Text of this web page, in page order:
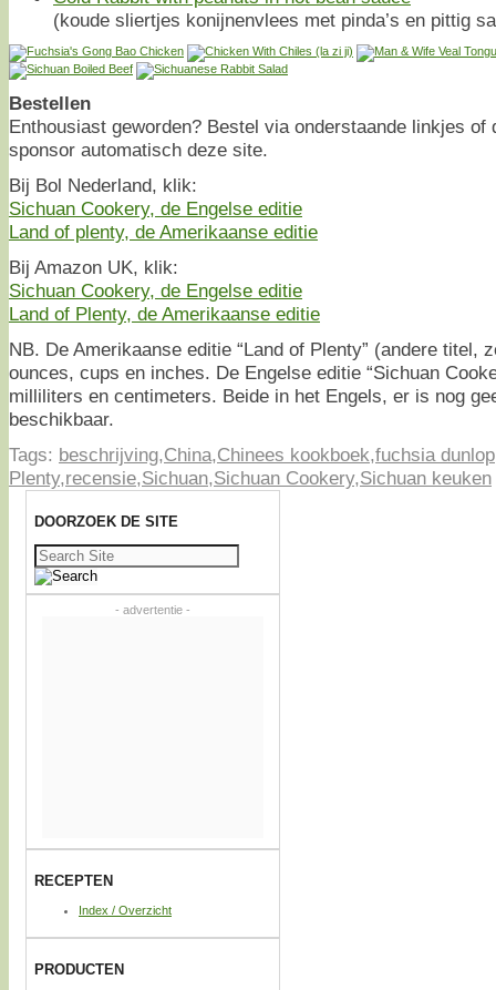
(koude sliertjes konijnenvlees met pinda’s en pittig
Bestellen
Enthousiast geworden? Bestel via onderstaande linkjes of
sponsor automatisch deze site.
Bij Bol Nederland, klik:
Sichuan Cookery, de Engelse editie
Land of plenty, de Amerikaanse editie
Bij Amazon UK, klik:
Sichuan Cookery, de Engelse editie
Land of Plenty, de Amerikaanse editie
NB. De Amerikaanse editie “Land of Plenty” (andere titel,
ounces, cups en inches. De Engelse editie “Sichuan
milliliters en centimeters. Beide in het Engels, er is nog
beschikbaar.
Tags: beschrijving,China,Chinees kookboek,fuchsia dunlop
Plenty,recensie,Sichuan,Sichuan Cookery,Sichuan keuken
DOORZOEK DE SITE
Zoeken
naar:
- advertentie -
RECEPTEN
Index / Overzicht
PRODUCTEN